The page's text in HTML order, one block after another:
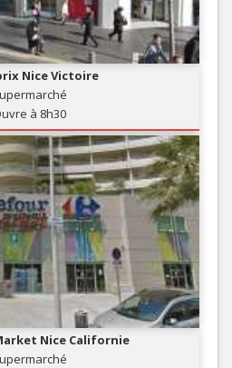
Nice Victoire
à 8h30
Nice Californie